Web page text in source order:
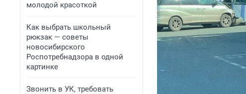
молодой красоткой
Как выбрать школьный
рюкзак — советы
новосибирского
Роспотребнадзора в одной
картинке
Звонить в УК, требовать